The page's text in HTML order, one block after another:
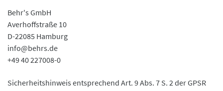
Behr's GmbH
Averhoffstraße 10
D-22085 Hamburg
info@behrs.de
+49 40 227008-0
Sicherheitshinweis entsprechend Art. 9 Abs. 7 S. 2 der GPSR